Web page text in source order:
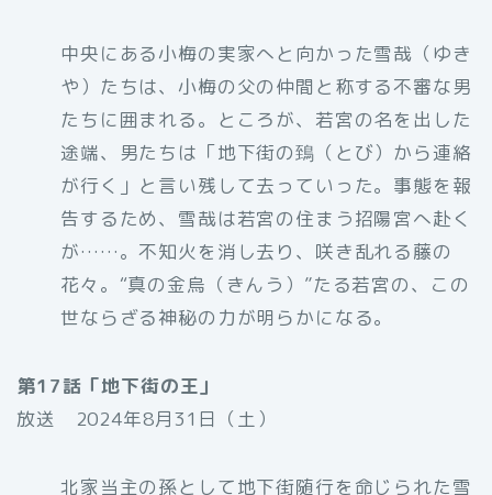
中央にある小梅の実家へと向かった雪哉（ゆき
や）たちは、小梅の父の仲間と称する不審な男
たちに囲まれる。ところが、若宮の名を出した
途端、男たちは「地下街の鵄（とび）から連絡
が行く」と言い残して去っていった。事態を報
告するため、雪哉は若宮の住まう招陽宮へ赴く
が……。不知火を消し去り、咲き乱れる藤の
花々。“真の金烏（きんう）”たる若宮の、この
世ならざる神秘の力が明らかになる。
第17話「地下街の王」
放送 2024年8月31日（土）
北家当主の孫として地下街随行を命じられた雪